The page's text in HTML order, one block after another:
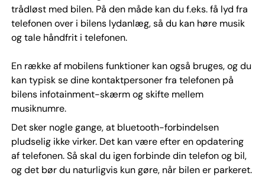
trådløst med bilen. På den måde kan du f.eks. få lyd fra
telefonen over i bilens lydanlæg, så du kan høre musik
og tale håndfrit i telefonen.
En række af mobilens funktioner kan også bruges, og du
kan typisk se dine kontaktpersoner fra telefonen på
bilens infotainment-skærm og skifte mellem
musiknumre.
Det sker nogle gange, at bluetooth-forbindelsen
pludselig ikke virker. Det kan være efter en opdatering
af telefonen. Så skal du igen forbinde din telefon og bil,
og det bør du naturligvis kun gøre, når bilen er parkeret.